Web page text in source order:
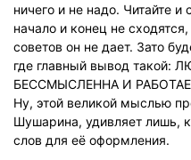
ничего и не надо. Читайте и
начало и конец не
советов он не дает. Зато
где главный вывод
БЕССМЫСЛЕННА И
Ну, этой великой мыслью
Шушарина, удивляет лишь,
слов для её оформления.